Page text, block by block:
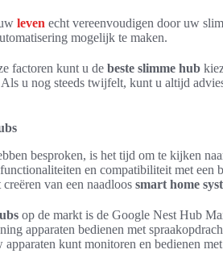
leven echt vereenvoudigen door uw
mogelijk te maken.
factoren kunt u de beste slimme hub
u nog steeds twijfelt, kunt u altijd
besproken, is het tijd om te kijken
en compatibiliteit met een
van een naadloos smart home
op de markt is de Google Nest Hub
apparaten bedienen met
kunt monitoren en bedienen